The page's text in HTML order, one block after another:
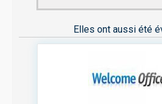
Elles ont aussi été